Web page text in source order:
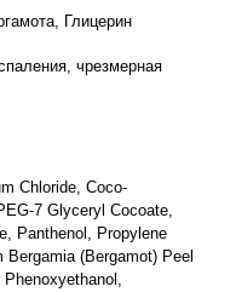
Глицерин
чрезмерная
Chloride, Coco-
7 Glyceryl Cocoate,
Panthenol, Propylene
(Bergamot) Peel